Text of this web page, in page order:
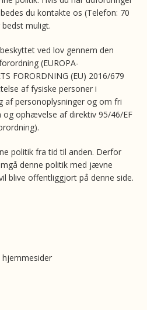
du kontakte os (Telefon: 70
muligt.
ved lov gennem den
(EUROPA-
FORORDNING (EU) 2016/679
af fysiske personer i
af personoplysninger og om fri
og ophævelse af direktiv 95/46/EF
politik fra tid til anden. Derfor
denne politik med jævne
blive offentliggjort på denne side.
hjemmesider